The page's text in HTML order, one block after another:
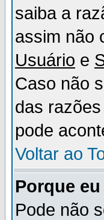
saiba a
assim não
Usuário e
Caso não
das
pode
Voltar ao
Porque
Pode não